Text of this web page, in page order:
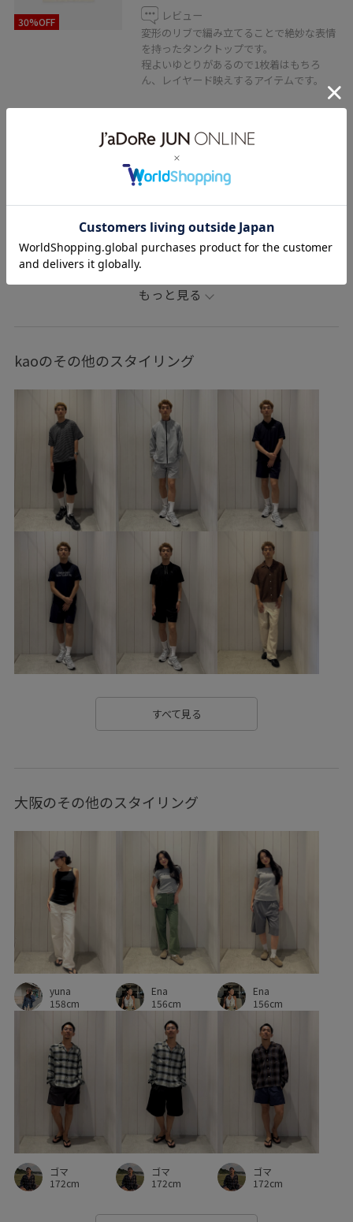
30%OFF
レビュー
変形のリブで編み立てることで絶妙な表情
を持ったタンクトップです。
程よいゆとりがあるので1枚着はもちろ
ん、レイヤード映えするアイテムです。
BBM26110 BBM26230 BBS26040
ふっくら コットン コットン100%
シルエットがきれい ストレートシルエット ナイロン
映えアイテム 目を引くデザイン
もっと見る
kaoのその他のスタイリング
すべて見る
大阪のその他のスタイリング
yuna
158cm
Ena
156cm
Ena
156cm
ゴマ
172cm
ゴマ
172cm
ゴマ
172cm